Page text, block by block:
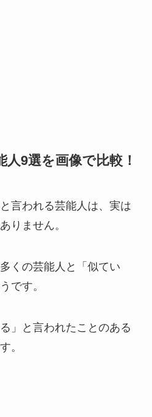
9選を画像で比較！
言われる芸能人は、実は
りません。
くの芸能人と「似てい
です。
」と言われたことのある
。